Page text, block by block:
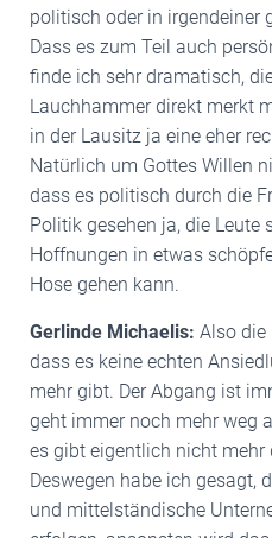
politisch oder in irgendeiner
Dass es zum Teil auch
finde ich sehr dramatisch,
Lauchhammer direkt merkt
in der Lausitz ja eine eher
Natürlich um Gottes Willen
dass es politisch durch die
Politik gesehen ja, die
Hoffnungen in etwas
Hose gehen kann.
Gerlinde Michaelis: Also die
dass es keine echten
mehr gibt. Der Abgang ist
geht immer noch mehr weg
es gibt eigentlich nicht mehr
Deswegen habe ich gesagt,
und mittelständische